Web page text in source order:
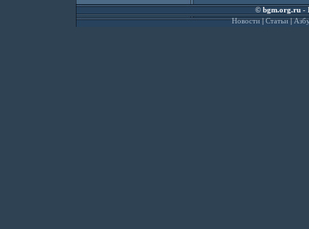
©bgm.org.ru-
Новости|Статьи|